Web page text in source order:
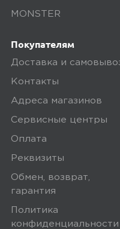
MONSTER
Покупателям
Доставка и
Контакты
Адреса магазинов
Сервисные центры
Оплата
Реквизиты
Обмен, возврат,
гарантия
Политика
конфиденциальности